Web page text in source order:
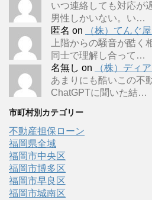
いつ連絡しても対応が
男性しかいない。い…
匿名 on
（株）てんぐ
上階からの騒音が酷く
同士で理解し合って…
名無し on
（株）ディ
あまりにも酷いこの不
ChatGPTに聞いた結…
市町村別カテゴリー
不動産担保ローン
福岡県全域
福岡市中央区
福岡市博多区
福岡市早良区
福岡市城南区